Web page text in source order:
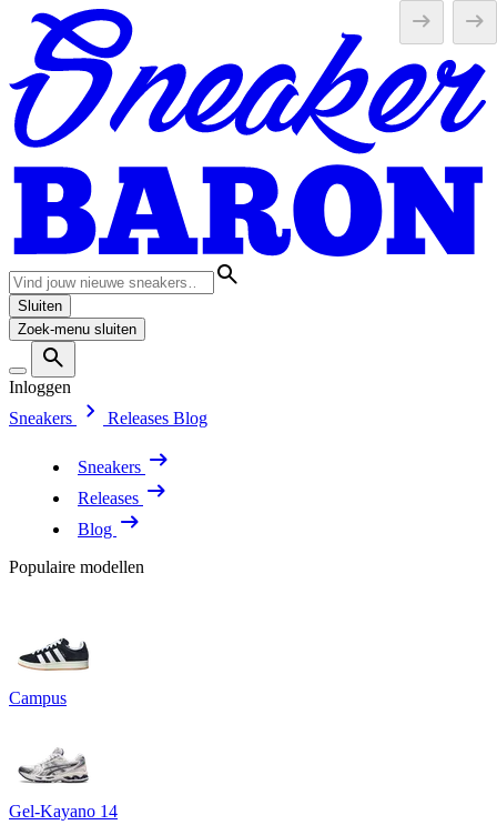
Sluiten
Zoek-menu sluiten
Inloggen
Sneakers
Releases Blog
Sneakers
Releases
Blog
Populaire modellen
Campus
Gel-Kayano 14